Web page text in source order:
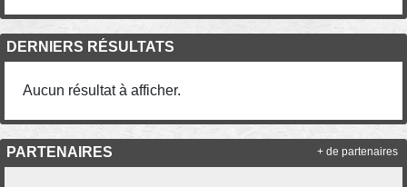
DERNIERS RÉSULTATS
Aucun résultat à afficher.
PARTENAIRES + de partenaires